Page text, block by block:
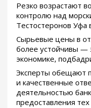
Резко возрастают
контролю над
Тестостеронов Уфа
Сырьевые цены в
более устойчивы —
экономике,
Эксперты обещают
и качественные
деятельностью
предоставления